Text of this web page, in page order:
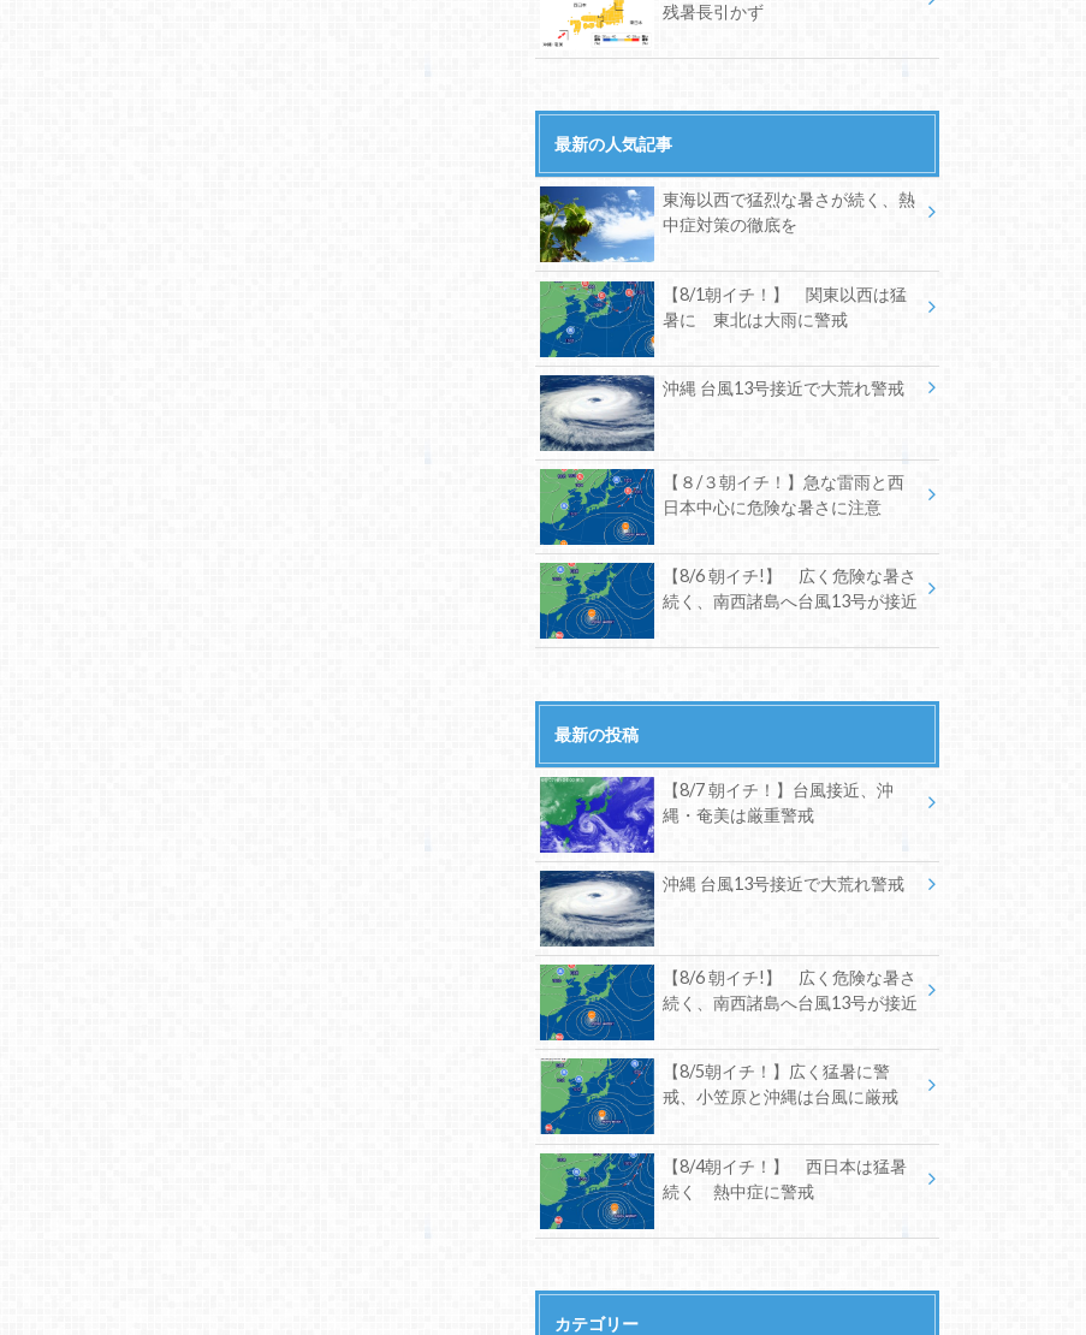
残暑長引かず
最新の人気記事
東海以西で猛烈な暑さが続く、熱
中症対策の徹底を
【8/1朝イチ！】 関東以西は猛
暑に 東北は大雨に警戒
沖縄 台風13号接近で大荒れ警戒
【８/３朝イチ！】急な雷雨と西
日本中心に危険な暑さに注意
【8/6 朝イチ!】 広く危険な暑さ
続く、南西諸島へ台風13号が接近
最新の投稿
【8/7 朝イチ！】台風接近、沖
縄・奄美は厳重警戒
沖縄 台風13号接近で大荒れ警戒
【8/6 朝イチ!】 広く危険な暑さ
続く、南西諸島へ台風13号が接近
【8/5朝イチ！】広く猛暑に警
戒、小笠原と沖縄は台風に厳戒
【8/4朝イチ！】 西日本は猛暑
続く 熱中症に警戒
カテゴリー